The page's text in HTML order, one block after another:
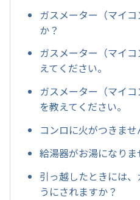
ガスメーター（マイ
か？
ガスメーター（マイ
えてください。
ガスメーター（マイ
を教えてください。
コンロに火がつきませ
給湯器がお湯になりま
引っ越したときには
うにされますか？